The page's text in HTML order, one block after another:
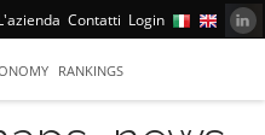
Contatti Login
RANKINGS